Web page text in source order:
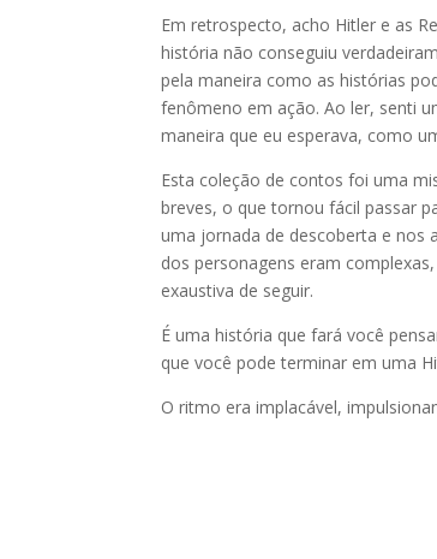
Em retrospecto, acho Hitler e as
história não conseguiu
pela maneira como as histórias
fenômeno em ação. Ao ler, senti
maneira que eu esperava, como
Esta coleção de contos foi uma
breves, o que tornou fácil passar
uma jornada de descoberta e nos
dos personagens eram
exaustiva de seguir.
É uma história que fará você
que você pode terminar em uma
O ritmo era implacável,